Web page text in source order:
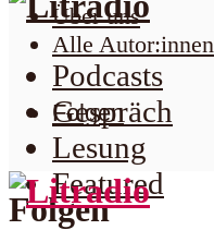
Über uns
Alle Autor:innen
Folgen
Folgen
Podcasts
Gespräch
Lesung
Featured